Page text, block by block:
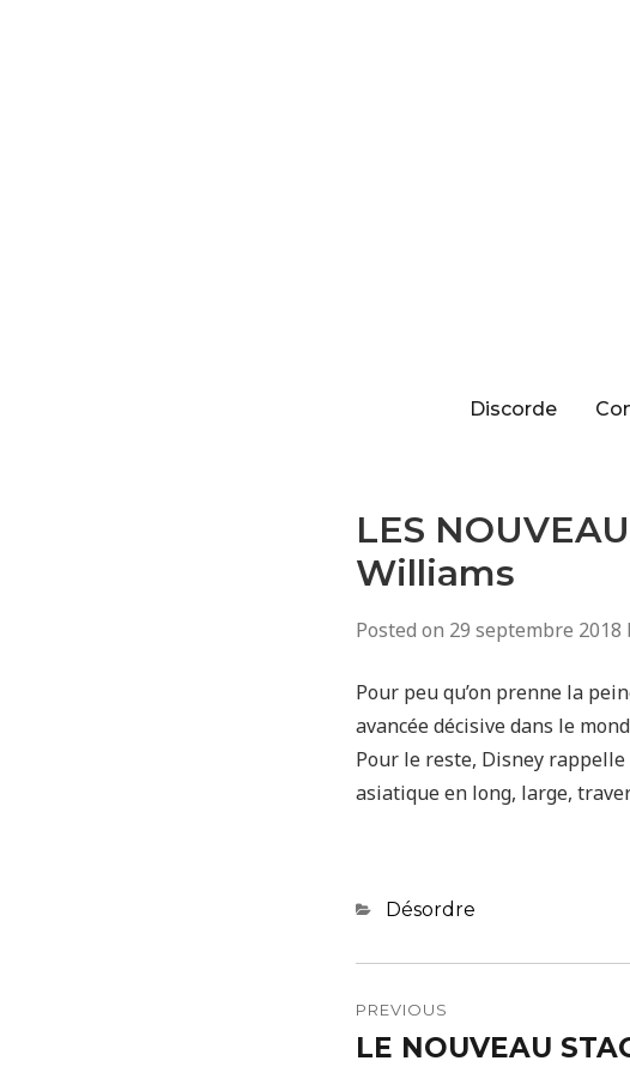
Discorde
LES
Williams
Posted on 29 septembre 2018
Pour peu qu’on prenne la
avancée décisive dans le
Pour le reste, Disney
asiatique en long, large,
Categories
Désordre
de
l’article
PREVIOUS
Previous
LE NOUVEAU